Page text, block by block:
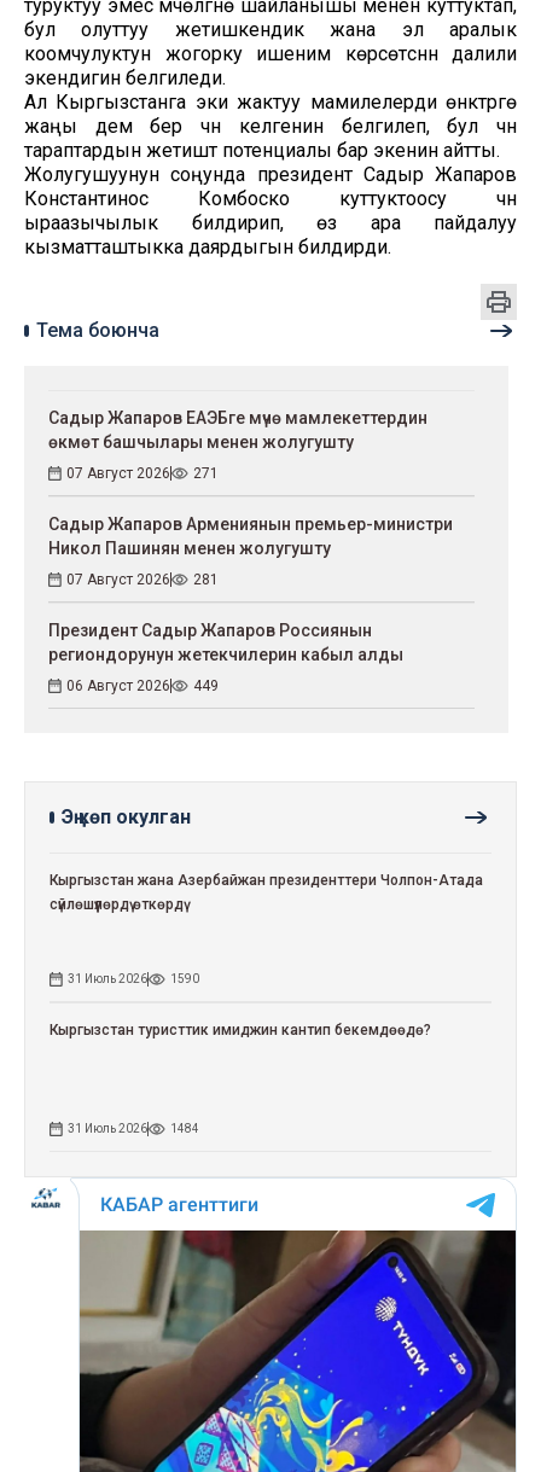
туруктуу эмес мүчөлүгүнө шайланышы менен куттуктап,
бул олуттуу жетишкендик жана эл аралык
коомчулуктун жогорку ишеним көрсөтүүсүнүн далили
экендигин белгиледи.
Ал Кыргызстанга эки жактуу мамилелерди өнүктүрүүгө
жаңы дем берүү үчүн келгенин белгилеп, бул үчүн
тараптардын жетиштүү потенциалы бар экенин айтты.
Жолугушуунун соңунда президент Садыр Жапаров
Константинос Комбоско куттуктоосу үчүн
ыраазычылык билдирип, өз ара пайдалуу
кызматташтыкка даярдыгын билдирди.
Тема боюнча
Садыр Жапаров ЕАЭБге мүчө мамлекеттердин
өкмөт башчылары менен жолугушту
07 Август 2026 271
Садыр Жапаров Армениянын премьер-министри
Никол Пашинян менен жолугушту
07 Август 2026 281
Президент Садыр Жапаров Россиянын
региондорунун жетекчилерин кабыл алды
06 Август 2026 449
Эң көп окулган
Кыргызстан жана Азербайжан президенттери Чолпон-Атада
сүйлөшүүлөрдү өткөрдү
31 Июль 2026 1590
Кыргызстан туристтик имиджин кантип бекемдөөдө?
31 Июль 2026 1484